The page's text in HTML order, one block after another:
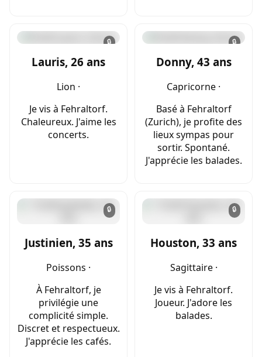
🔒
Lauris, 26 ans
Lion ·
Je vis à Fehraltorf.
Chaleureux. J'aime les
concerts.
🔒
Donny, 43 ans
Capricorne ·
Basé à Fehraltorf
(Zurich), je profite des
lieux sympas pour
sortir. Spontané.
J'apprécie les balades.
🔒
Justinien, 35 ans
Poissons ·
À Fehraltorf, je
privilégie une
complicité simple.
Discret et respectueux.
J'apprécie les cafés.
🔒
Houston, 33 ans
Sagittaire ·
Je vis à Fehraltorf.
Joueur. J'adore les
balades.